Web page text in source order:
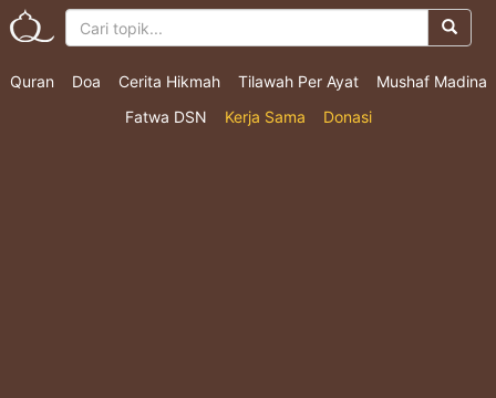
Quran Doa Cerita Hikmah Tilawah Per Ayat
Mushaf Madina
Fatwa DSN
Kerja Sama Donasi